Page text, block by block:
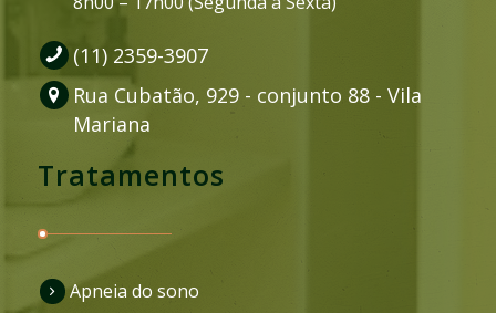
(11) 2359-3907
Rua Cubatão, 929 - conjunto 88 - Vila
Mariana
Tratamentos
Apneia do sono